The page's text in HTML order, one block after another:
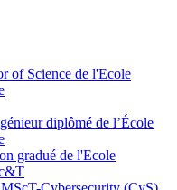
of Science de l'Ecole
diplômé de l’École
gradué de l'Ecole